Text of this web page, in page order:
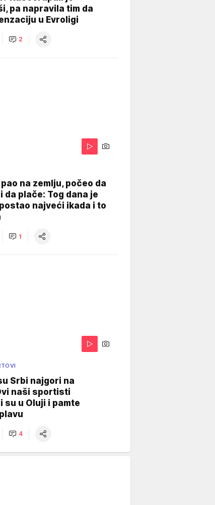
pa napravila tim da
u Evroligi
2
na zemlju, počeo da
da plače: Tog dana je
najveći ikada i to
1
Srbi najgori na
naši sportisti
su u Oluji i pamte
4